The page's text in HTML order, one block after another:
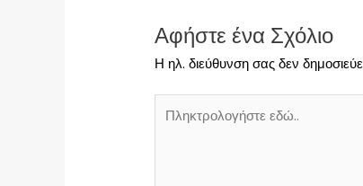
Αφήστε ένα Σχόλιο
Η ηλ. διεύθυνση σας δεν
εδώ..